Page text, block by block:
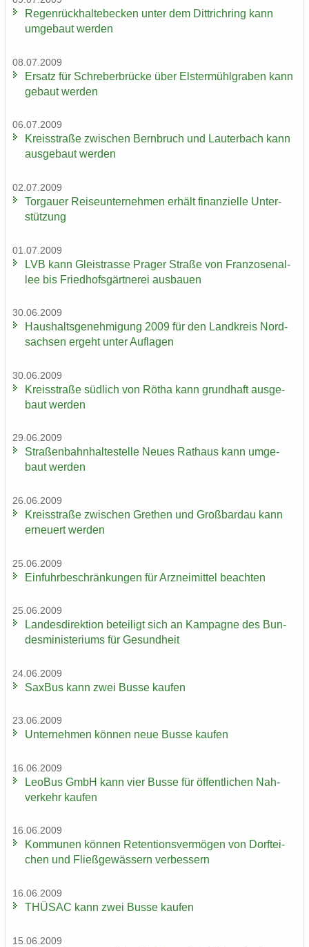
Re­gen­rück­hal­te­be­cken unter dem Dittrich­ring kann
um­ge­baut wer­den
08.07.2009
Er­satz für Schre­ber­brü­cke über Els­ter­mühl­gra­ben kann
ge­baut wer­den
06.07.2009
Kreis­stra­ße zwi­schen Bern­bruch und Lau­ter­bach kann
aus­ge­baut wer­den
02.07.2009
Tor­gau­er Rei­se­un­ter­neh­men er­hält fi­nan­zi­el­le Un­ter­
stüt­zung
01.07.2009
LVB kann Gleis­tras­se Pra­ger Stra­ße von Fran­zo­sen­al­
lee bis Fried­hofs­gärt­ne­rei aus­bau­en
30.06.2009
Haus­halts­ge­neh­mi­gung 2009 für den Land­kreis Nord­
sach­sen er­geht unter Auf­la­gen
30.06.2009
Kreis­stra­ße süd­lich von Rötha kann grund­haft aus­ge­
baut wer­den
29.06.2009
Stra­ßen­bahn­hal­te­stel­le Neues Rat­haus kann um­ge­
baut wer­den
26.06.2009
Kreis­stra­ße zwi­schen Gre­then und Groß­bardau kann
er­neu­ert wer­den
25.06.2009
Ein­fuhr­be­schrän­kun­gen für Arz­nei­mit­tel be­ach­ten
25.06.2009
Lan­des­di­rek­ti­on be­tei­ligt sich an Kam­pa­gne des Bun­
des­mi­nis­te­ri­ums für Ge­sund­heit
24.06.2009
Sax­Bus kann zwei Busse kau­fen
23.06.2009
Un­ter­neh­men kön­nen neue Busse kau­fen
16.06.2009
LeoBus GmbH kann vier Busse für öf­fent­li­chen Nah­
ver­kehr kau­fen
16.06.2009
Kom­mu­nen kön­nen Re­ten­ti­ons­ver­mö­gen von Dorf­tei­
chen und Fließ­ge­wäs­sern ver­bes­sern
16.06.2009
THÜ­SAC kann zwei Busse kau­fen
15.06.2009